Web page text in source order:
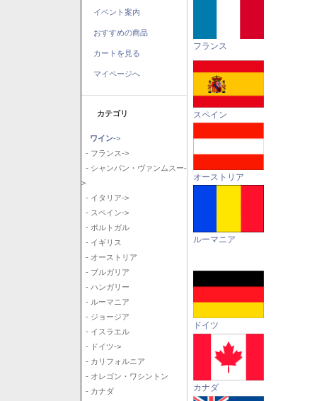
イベント案内
おすすめの商品
カートを見る
マイページへ
カテゴリ
ワイン->
- フランス->
- シャンパン・ヴァンムスー-
>
- イタリア->
- スペイン->
- ポルトガル
- イギリス
- オーストリア
- ブルガリア
- ハンガリー
- ルーマニア
- ジョージア
- イスラエル
- ドイツ->
- カリフォルニア
- オレゴン・ワシントン
- カナダ
フランス
スペイン
オーストリア
ルーマニア
ドイツ
カナダ